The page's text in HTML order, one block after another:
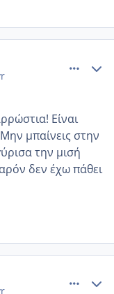
Είναι
μπαίνεις στην
την μισή
δεν έχω πάθει